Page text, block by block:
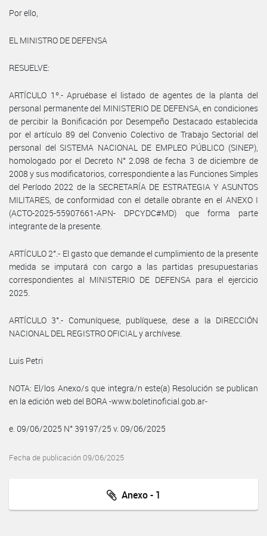
Por ello,
EL MINISTRO DE DEFENSA
RESUELVE:
ARTÍCULO 1º.- Apruébase el listado de agentes de la planta del
personal permanente del MINISTERIO DE DEFENSA, en condiciones
de percibir la Bonificación por Desempeño Destacado establecida
por el artículo 89 del Convenio Colectivo de Trabajo Sectorial del
personal del SISTEMA NACIONAL DE EMPLEO PÚBLICO (SINEP),
homologado por el Decreto N° 2.098 de fecha 3 de diciembre de
2008 y sus modificatorios, correspondiente a las Funciones Simples
del Período 2022 de la SECRETARÍA DE ESTRATEGIA Y ASUNTOS
MILITARES, de conformidad con el detalle obrante en el ANEXO I
(ACTO-2025-55907661-APN- DPCYDC#MD) que forma parte
integrante de la presente.
ARTÍCULO 2°.- El gasto que demande el cumplimiento de la presente
medida se imputará con cargo a las partidas presupuestarias
correspondientes al MINISTERIO DE DEFENSA para el ejercicio
2025.
ARTÍCULO 3°.- Comuníquese, publíquese, dese a la DIRECCIÓN
NACIONAL DEL REGISTRO OFICIAL y archívese.
Luis Petri
NOTA: El/los Anexo/s que integra/n este(a) Resolución se publican
en la edición web del BORA -www.boletinoficial.gob.ar-
e. 09/06/2025 N° 39197/25 v. 09/06/2025
Fecha de publicación 09/06/2025
Anexo - 1